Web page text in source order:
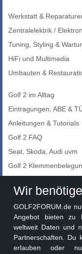
Werkstatt &
Zentralelektrik /
Tuning, Styling &
HiFi und Multimedia
Umbauten &
Golf 2 im Alltag
Eintragungen, ABE &
Anleitungen & Tutorials
Golf 2 FAQ
Seat, Skoda, Audi uvm
Golf 2
Auto-Showroom
Golf 2 Lackcodes
Sonderversionen
Sonstige Marken
Wir
GOLF2FORUM.de
Angebot bieten zu
weltweit Daten und
Partnerschaften. Du
erlauben oder nur